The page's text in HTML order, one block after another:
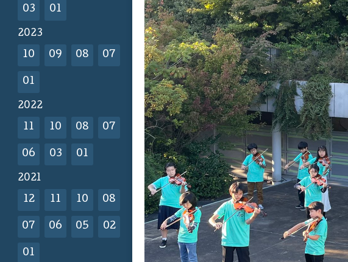
03 01
2023
10 09 08 07
01
2022
11 10 08 07
06 03 01
2021
12 11 10 08
07 06 05 02
01